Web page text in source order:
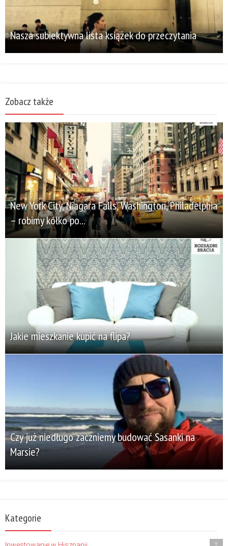
Nasza subiektywna lista książek do przeczytania
Zobacz także
New York City, Niagara Falls, Washington, Philadelphia
– robimy kółko po...
Jakie mieszkanie kupić na flipa?
Czy już niedługo zaczniemy budować Sasanki na
Marsie?
Kategorie